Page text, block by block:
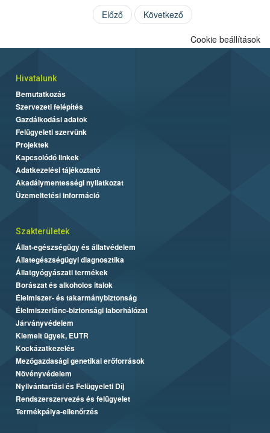
Előző Következő
Cookie beállítások
Hivatalunk
Bemutatkozás
Szervezeti felépítés
Gazdálkodási adatok
Felügyeleti szervünk
Projektek
Kapcsolódó linkek
Adatkezelési tájékoztató
Akadálymentességi nyilatkozat
Üzemeltetési információ
Szakterületek
Állat-egészségügy és állatvédelem
Állategészségügyi diagnosztika
Állatgyógyászati termékek
Borászat és alkoholos italok
Élelmiszer- és takarmánybiztonság
Élelmiszerlánc-biztonsági laborhálózat
Járványvédelem
Kiemelt ügyek, EUTR
Kockázatkezelés
Mezőgazdasági genetikai erőforrások
Növényvédelem
Nyilvántartási és Felügyeleti Díj
Rendszerszervezés és felügyelet
Termékpálya-ellenőrzés